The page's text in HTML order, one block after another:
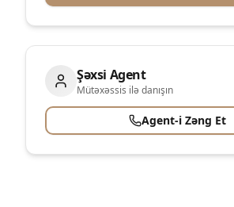
Şəxsi Agent
Mütəxəssis ilə danışın
Agent-i Zəng Et